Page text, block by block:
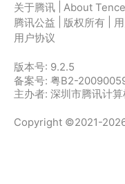
关于腾讯 About
腾讯公益
版权所有
用户协议
版本号: 9.2.5
备案号: 粤B2-
主办者: 深圳市腾讯计
Copyright ©2021-